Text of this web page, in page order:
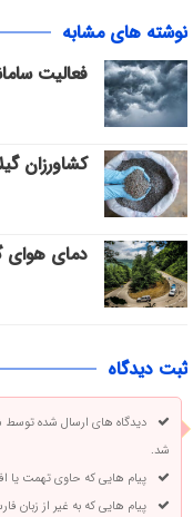
نوشته های مشابه
فعالیت
کشاورزان
دمای هوای
ثبت دیدگاه
دیدگاه های ارسال شده
شد.
پیام هایی که حاوی تهمت یا
پیام هایی که به غیر از زبان